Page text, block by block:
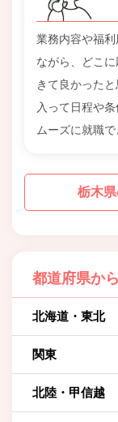
業務内容や福
ながら、どこ
きて良かった
入って日程や
ムーズに就職
栃木
都道府県か
北海道・東北
関東
北陸・甲信越